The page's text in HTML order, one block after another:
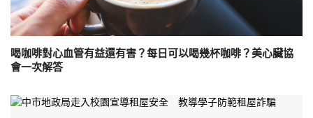
喝咖啡對心血管有益還有害？每日可以喝幾杯咖啡？美心臟協
會一次解答